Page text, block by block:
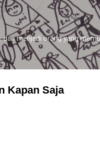
content
menjadi orang yang
Kapan Saja